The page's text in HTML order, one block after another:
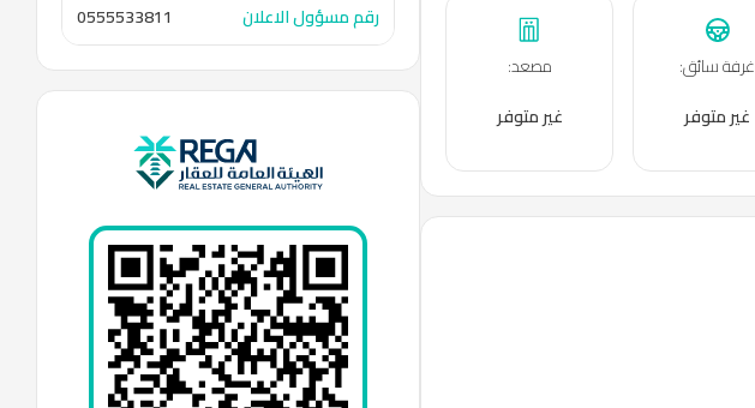
غرفة سائق:
غير متوفر
مصعد:
غير متوفر
رقم مسؤول الاعلان
0555533811